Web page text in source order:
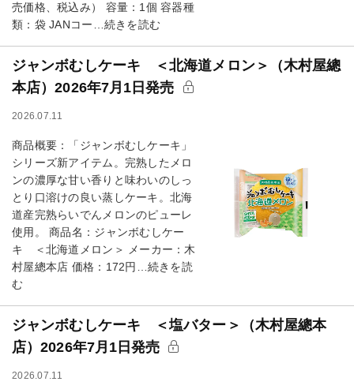
売価格、税込み） 容量：1個 容器種
類：袋 JANコー…続きを読む
ジャンボむしケーキ ＜北海道メロン＞（木村屋總
本店）2026年7月1日発売
2026.07.11
商品概要：「ジャンボむしケーキ」
シリーズ新アイテム。完熟したメロ
ンの濃厚な甘い香りと味わいのしっ
とり口溶けの良い蒸しケーキ。北海
道産完熟らいでんメロンのピューレ
使用。 商品名：ジャンボむしケー
キ ＜北海道メロン＞ メーカー：木
村屋總本店 価格：172円…続きを読
む
ジャンボむしケーキ ＜塩バター＞（木村屋總本
店）2026年7月1日発売
2026.07.11